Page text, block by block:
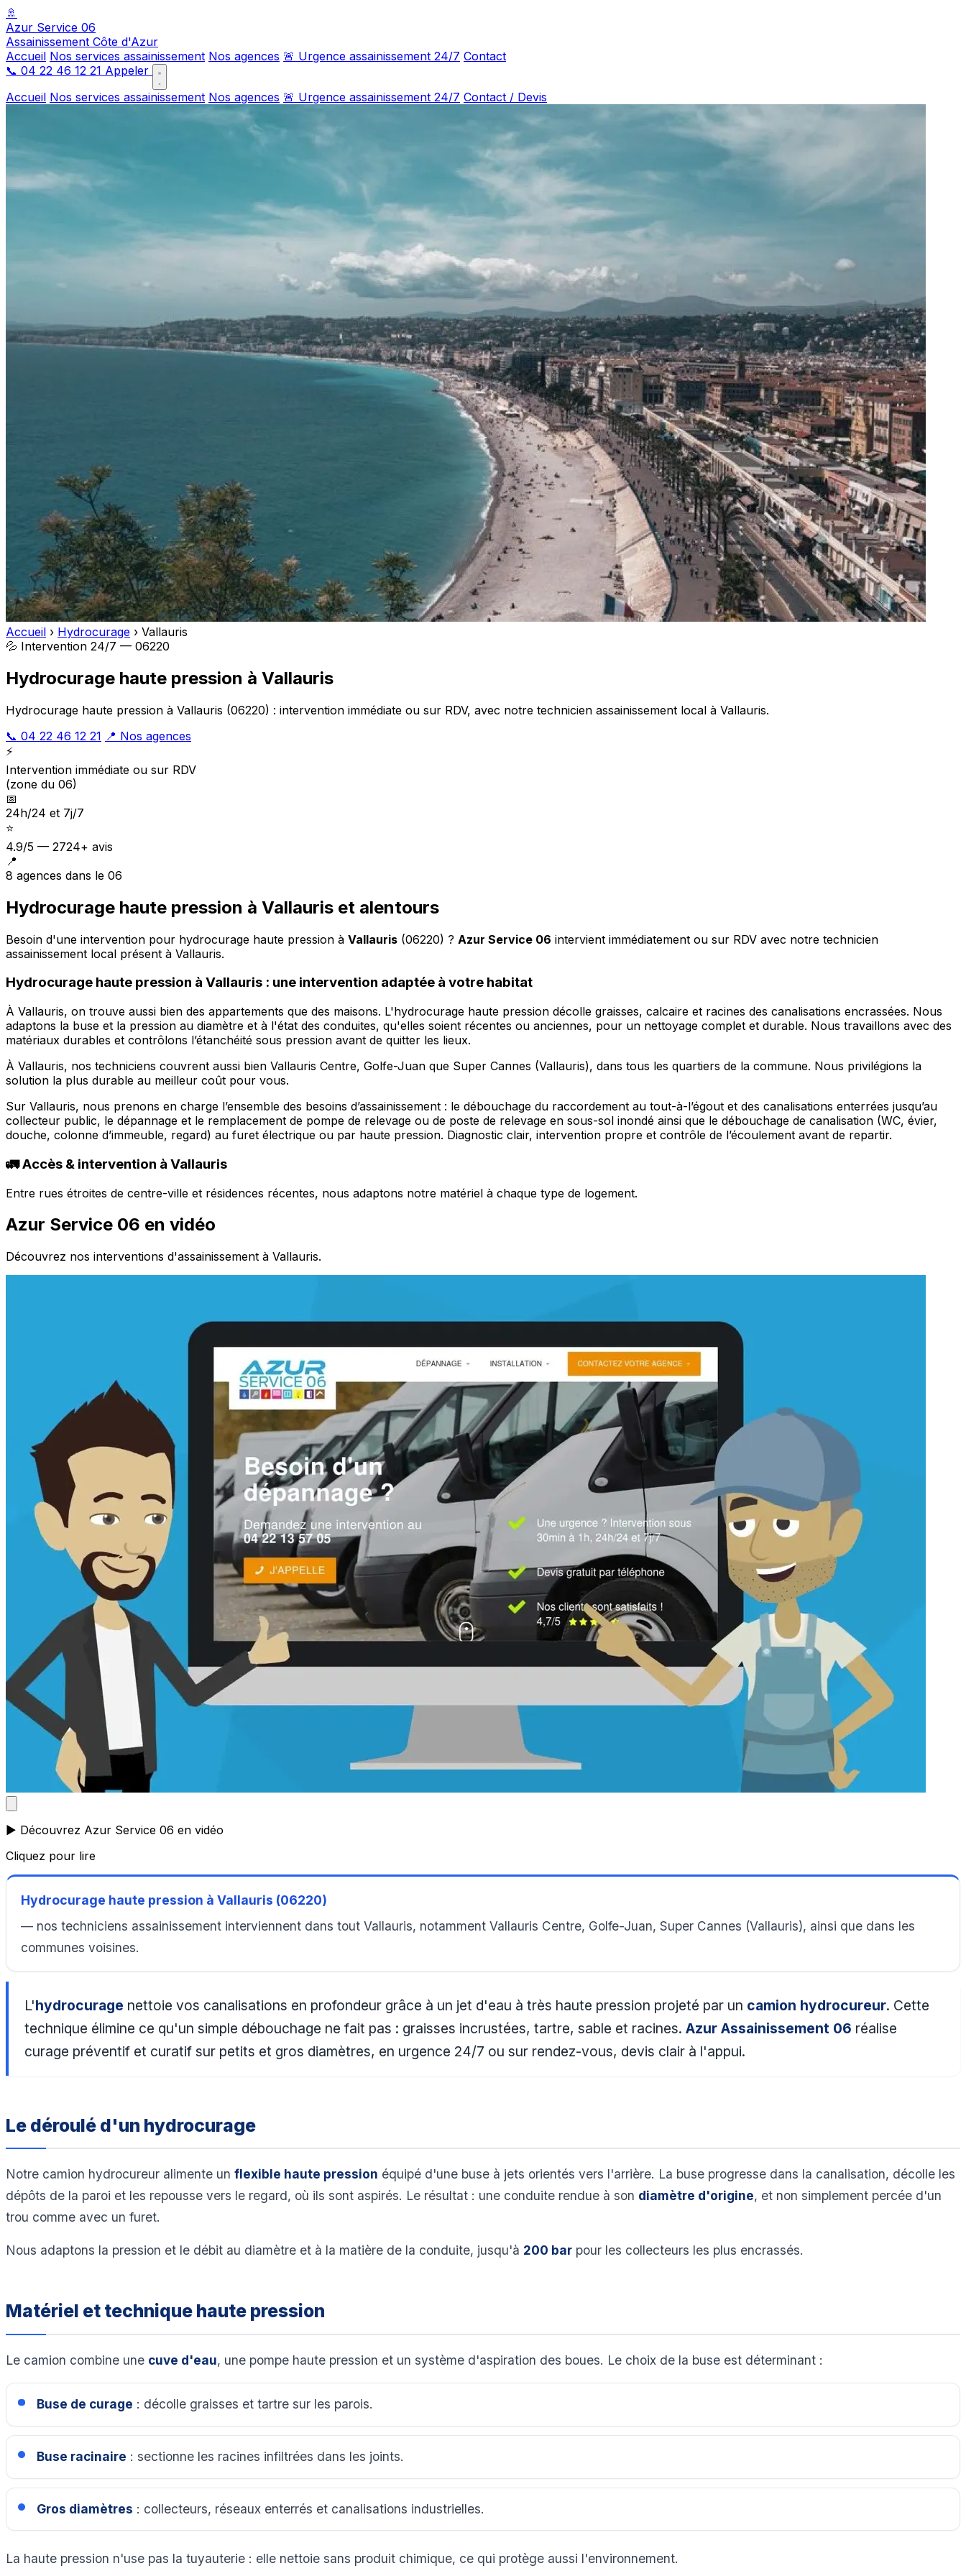
🚿
Azur Service 06
Assainissement Côte d'Azur
Accueil Nos services assainissement Nos agences 🚨 Urgence assainissement 24/7 Contact
📞 04 22 46 12 21 Appeler
Accueil Nos services assainissement Nos agences 🚨 Urgence assainissement 24/7 Contact / Devis
Accueil › Hydrocurage › Vallauris
💦 Intervention 24/7 — 06220
Hydrocurage haute pression à Vallauris
Hydrocurage haute pression à Vallauris (06220) : intervention immédiate ou sur RDV, avec notre technicien assainissement local à Vallauris.
📞 04 22 46 12 21 📍 Nos agences
⚡
Intervention immédiate ou sur RDV
(zone du 06)
📅
24h/24 et 7j/7
⭐
4.9/5 — 2724+ avis
📍
8 agences dans le 06
Hydrocurage haute pression à Vallauris et alentours
Besoin d'une intervention pour hydrocurage haute pression à Vallauris (06220) ? Azur Service 06 intervient immédiatement ou sur RDV avec notre technicien
assainissement local présent à Vallauris.
Hydrocurage haute pression à Vallauris : une intervention adaptée à votre habitat
À Vallauris, on trouve aussi bien des appartements que des maisons. L'hydrocurage haute pression décolle graisses, calcaire et racines des canalisations encrassées. Nous
adaptons la buse et la pression au diamètre et à l'état des conduites, qu'elles soient récentes ou anciennes, pour un nettoyage complet et durable. Nous travaillons avec des
matériaux durables et contrôlons l’étanchéité sous pression avant de quitter les lieux.
À Vallauris, nos techniciens couvrent aussi bien Vallauris Centre, Golfe-Juan que Super Cannes (Vallauris), dans tous les quartiers de la commune. Nous privilégions la
solution la plus durable au meilleur coût pour vous.
Sur Vallauris, nous prenons en charge l’ensemble des besoins d’assainissement : le débouchage du raccordement au tout-à-l’égout et des canalisations enterrées jusqu’au
collecteur public, le dépannage et le remplacement de pompe de relevage ou de poste de relevage en sous-sol inondé ainsi que le débouchage de canalisation (WC, évier,
douche, colonne d’immeuble, regard) au furet électrique ou par haute pression. Diagnostic clair, intervention propre et contrôle de l’écoulement avant de repartir.
🚛 Accès & intervention à Vallauris
Entre rues étroites de centre-ville et résidences récentes, nous adaptons notre matériel à chaque type de logement.
Azur Service 06 en vidéo
Découvrez nos interventions d'assainissement à Vallauris.
▶️ Découvrez Azur Service 06 en vidéo
Cliquez pour lire
Hydrocurage haute pression à Vallauris (06220)
— nos techniciens assainissement interviennent dans tout Vallauris, notamment Vallauris Centre, Golfe-Juan, Super Cannes (Vallauris), ainsi que dans les
communes voisines.
L'hydrocurage nettoie vos canalisations en profondeur grâce à un jet d'eau à très haute pression projeté par un camion hydrocureur. Cette
technique élimine ce qu'un simple débouchage ne fait pas : graisses incrustées, tartre, sable et racines.Azur Assainissement 06 réalise
curage préventif et curatif sur petits et gros diamètres, en urgence 24/7 ou sur rendez-vous, devis clair à l'appui.
Le déroulé d'un hydrocurage
Notre camion hydrocureur alimente un flexible haute pression équipé d'une buse à jets orientés vers l'arrière. La buse progresse dans la canalisation, décolle les
dépôts de la paroi et les repousse vers le regard, où ils sont aspirés. Le résultat : une conduite rendue à son diamètre d'origine, et non simplement percée d'un
trou comme avec un furet.
Nous adaptons la pression et le débit au diamètre et à la matière de la conduite, jusqu'à 200 bar pour les collecteurs les plus encrassés.
Matériel et technique haute pression
Le camion combine une cuve d'eau, une pompe haute pression et un système d'aspiration des boues. Le choix de la buse est déterminant :
Buse de curage : décolle graisses et tartre sur les parois.
Buse racinaire : sectionne les racines infiltrées dans les joints.
Gros diamètres : collecteurs, réseaux enterrés et canalisations industrielles.
La haute pression n'use pas la tuyauterie : elle nettoie sans produit chimique, ce qui protège aussi l'environnement.